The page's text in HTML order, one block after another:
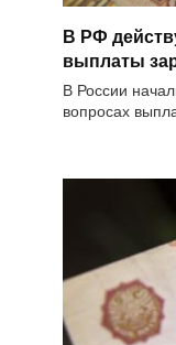
В РФ
выплаты
В России
вопросах